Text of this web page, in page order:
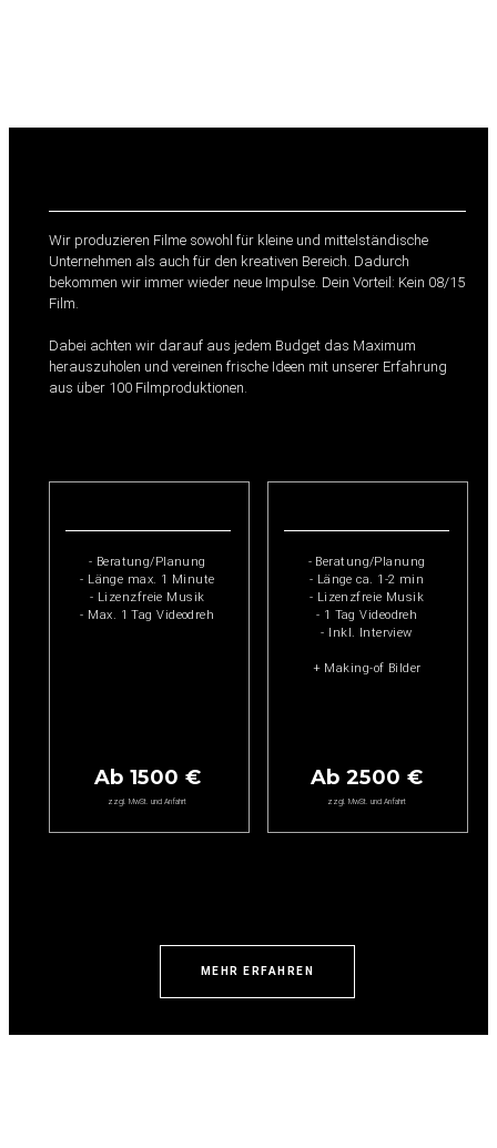
- Beratung/Planung
- Länge ca. 1-2 min
- Lizenzfreie Musik
- 1 Tag Videodreh
- Inkl. Interview
+ Making-of Bilder
- Beratung/Planung
- Länge max. 1 Minute
- Lizenzfreie Musik
- Max. 1 Tag Videodreh
Wir produzieren Filme sowohl für kleine und mittelständische
Unternehmen als auch für den kreativen Bereich. Dadurch
bekommen wir immer wieder neue Impulse. Dein Vorteil: Kein 08/15
Film.
Dabei achten wir darauf aus jedem Budget das Maximum
herauszuholen und vereinen frische Ideen mit unserer Erfahrung
aus über 100 Filmproduktionen.
Ab 2500 €
Ab 1500 €
MEHR ERFAHREN
zzgl. MwSt. und Anfahrt zzgl. MwSt. und Anfahrt